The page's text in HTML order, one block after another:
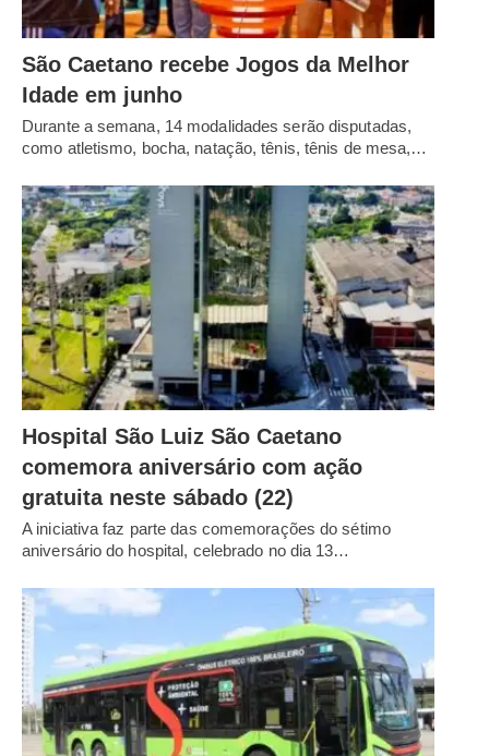
São Caetano recebe Jogos da Melhor
Idade em junho
Durante a semana, 14 modalidades serão disputadas,
como atletismo, bocha, natação, tênis, tênis de mesa,…
Hospital São Luiz São Caetano
comemora aniversário com ação
gratuita neste sábado (22)
A iniciativa faz parte das comemorações do sétimo
aniversário do hospital, celebrado no dia 13…